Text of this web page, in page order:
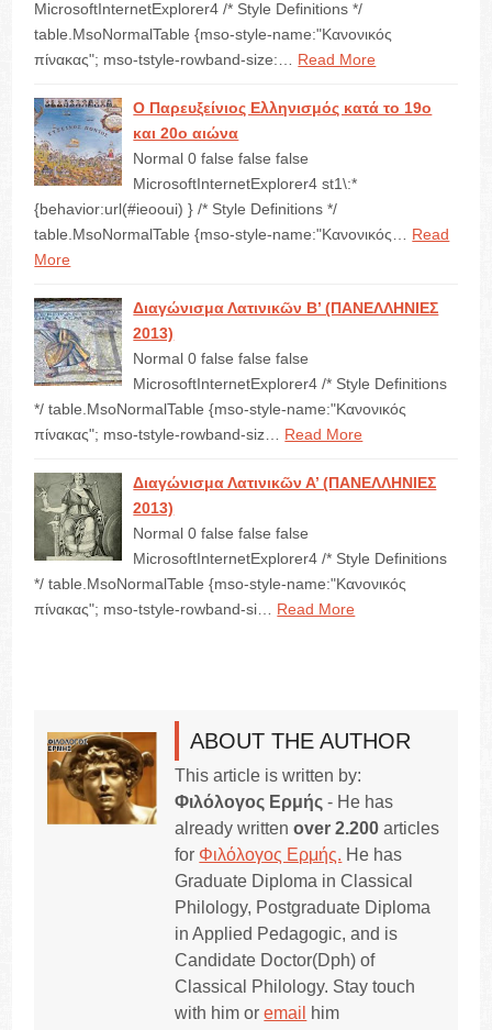
MicrosoftInternetExplorer4 /* Style Definitions */
table.MsoNormalTable {mso-style-name:"Κανονικός
πίνακας"; mso-tstyle-rowband-size:…
Read More
Ο Παρευξείνιος Ελληνισμός κατά το 19ο
και 20ο αιώνα
Normal 0 false false false
MicrosoftInternetExplorer4 st1\:*
{behavior:url(#ieooui) } /* Style Definitions */
table.MsoNormalTable {mso-style-name:"Κανονικός…
Read
More
Διαγώνισμα Λατινικῶν Β’ (ΠΑΝΕΛΛΗΝΙΕΣ
2013)
Normal 0 false false false
MicrosoftInternetExplorer4 /* Style Definitions
*/ table.MsoNormalTable {mso-style-name:"Κανονικός
πίνακας"; mso-tstyle-rowband-siz…
Read More
Διαγώνισμα Λατινικῶν Α’ (ΠΑΝΕΛΛΗΝΙΕΣ
2013)
Normal 0 false false false
MicrosoftInternetExplorer4 /* Style Definitions
*/ table.MsoNormalTable {mso-style-name:"Κανονικός
πίνακας"; mso-tstyle-rowband-si…
Read More
ABOUT THE AUTHOR
This article is written by:
Φιλόλογος Ερμής - He has
already writtenover 2.200 articles
for Φιλόλογος Ερμής. He has
Graduate Diploma in Classical
Philology, Postgraduate Diploma
in Applied Pedagogic, and is
Candidate Doctor(Dph) of
Classical Philology. Stay touch
with him oremail him